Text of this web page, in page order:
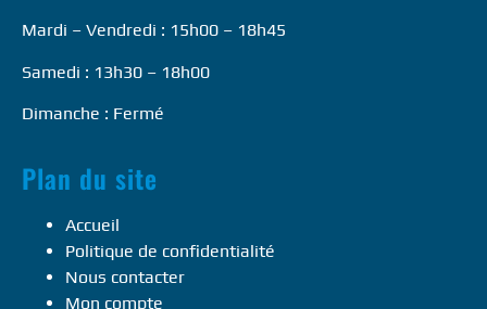
Mardi – Vendredi : 15h00 – 18h45
Samedi : 13h30 – 18h00
Dimanche : Fermé
Plan du site
Accueil
Politique de confidentialité
Nous contacter
Mon compte